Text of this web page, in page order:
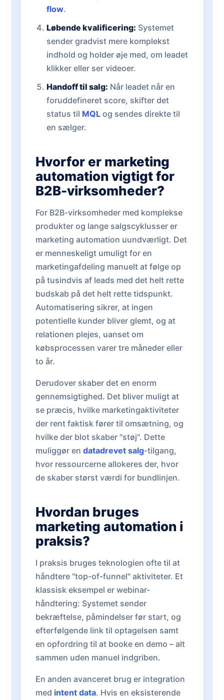
flow.
Løbende kvalificering: Systemet
sender gradvist mere komplekst
indhold og holder øje med, om leadet
klikker eller ser videoer.
Handoff til salg: Når leadet når en
foruddefineret score, skifter det
status til MQLog sendes direkte til
en sælger.
Hvorfor er marketing
automation vigtigt for
B2B-virksomheder?
For B2B-virksomheder med komplekse
produkter og lange salgscyklusser er
marketing automation uundværligt. Det
er menneskeligt umuligt for en
marketingafdeling manuelt at følge op
på tusindvis af leads med det helt rette
budskab på det helt rette tidspunkt.
Automatisering sikrer, at ingen
potentielle kunder bliver glemt, og at
relationen plejes, uanset om
købsprocessen varer tre måneder eller
to år.
Derudover skaber det en enorm
gennemsigtighed. Det bliver muligt at
se præcis, hvilke marketingaktiviteter
der rent faktisk fører til omsætning, og
hvilke der blot skaber "støj". Dette
muliggør en datadrevet salg-tilgang,
hvor ressourcerne allokeres der, hvor
de skaber størst værdi for bundlinjen.
Hvordan bruges
marketing automation i
praksis?
I praksis bruges teknologien ofte til at
håndtere "top-of-funnel" aktiviteter. Et
klassisk eksempel er webinar-
håndtering: Systemet sender
bekræftelse, påmindelser før start, og
efterfølgende link til optagelsen samt
en opfordring til at booke en demo – alt
sammen uden manuel indgriben.
En anden avanceret brug er integration
med intent data. Hvis en eksisterende